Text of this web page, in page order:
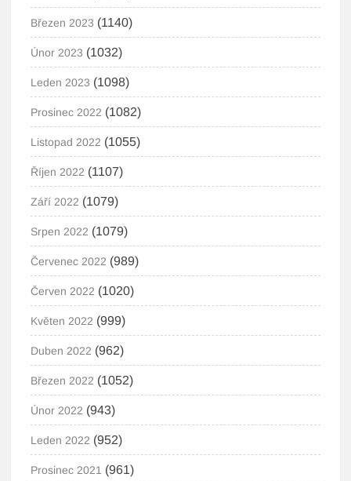
Březen 2023 (1140)
Únor 2023 (1032)
Leden 2023 (1098)
Prosinec 2022 (1082)
Listopad 2022 (1055)
Říjen 2022 (1107)
Září 2022 (1079)
Srpen 2022 (1079)
Červenec 2022 (989)
Červen 2022 (1020)
Květen 2022 (999)
Duben 2022 (962)
Březen 2022 (1052)
Únor 2022 (943)
Leden 2022 (952)
Prosinec 2021 (961)